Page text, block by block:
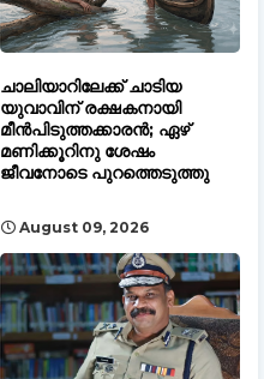
ചാലിയാറിലേക്ക് ചാടിയ
യുവാവിന് രക്ഷകനായി
മീൻപിടുത്തക്കാരൻ; ഏഴ്
മണിക്കൂറിനു ശേഷം
ജീവനോടെ പുറത്തെടുത്തു
August 09, 2026